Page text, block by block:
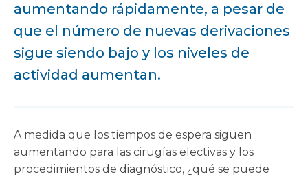
aumentando rápidamente, a pesar de
que el número de nuevas derivaciones
sigue siendo bajo y los niveles de
actividad aumentan.
A medida que los tiempos de espera siguen
aumentando para las cirugías electivas y los
procedimientos de diagnóstico, ¿qué se puede